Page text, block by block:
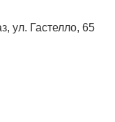
ул. Гастелло, 65